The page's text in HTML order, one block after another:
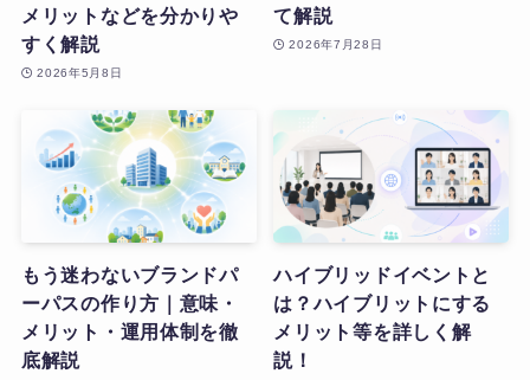
メリットなどを分かりや
すく解説
2026年5月8日
て解説
2026年7月28日
もう迷わないブランドパ
ーパスの作り方｜意味・
メリット・運用体制を徹
底解説
ハイブリッドイベントと
は？ハイブリットにする
メリット等を詳しく解
説！